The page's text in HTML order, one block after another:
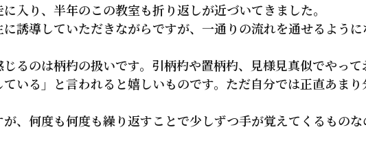
入り、半年のこの教室も折り返しが近づいてきました。
誘導していただきながらですが、一通りの流れを通せるように
るのは柄杓の扱いです。引柄杓や置柄杓、見様見真似でやって
いる」と言われると嬉しいものです。ただ自分では正直あま
、何度も何度も繰り返すことで少しずつ手が覚えてくるものな